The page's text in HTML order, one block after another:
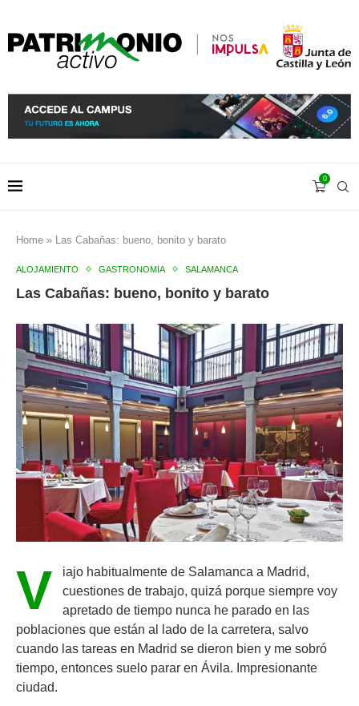
0
Home » Las Cabañas: bueno, bonito y barato
ALOJAMIENTO GASTRONOMÍA SALAMANCA
Las Cabañas: bueno, bonito y barato
V
iajo habitualmente de Salamanca a Madrid,
cuestiones de trabajo, quizá porque siempre voy
apretado de tiempo nunca he parado en las
poblaciones que están al lado de la carretera, salvo
cuando las tareas en Madrid se dieron bien y me sobró
tiempo, entonces suelo parar en Ávila. Impresionante
ciudad.